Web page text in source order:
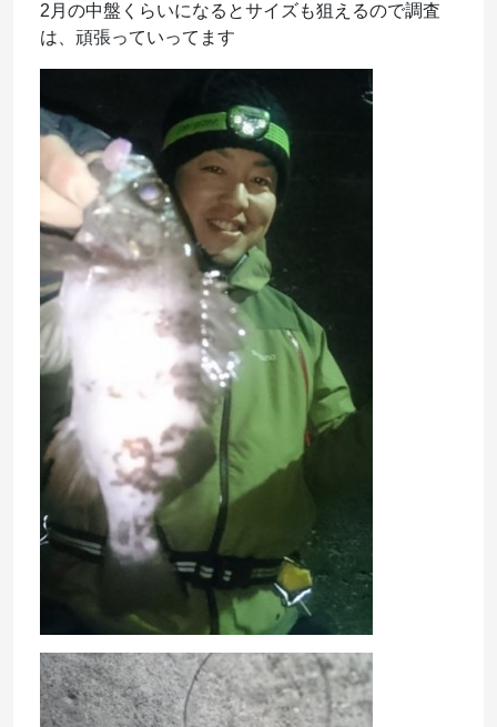
2月の中盤くらいになるとサイズも狙えるので調査
は、頑張っていってます